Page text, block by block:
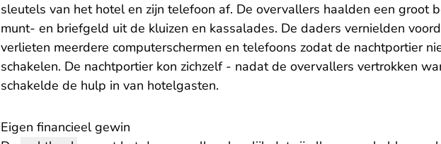
sleutels van het hotel en zijn telefoon af. De overvallers haalden een groot
munt- en briefgeld uit de kluizen en kassalades. De daders vernielden
verlieten meerdere computerschermen en telefoons zodat de nachtportier
schakelen. De nachtportier kon zichzelf - nadat de overvallers vertrokken
schakelde de hulp in van hotelgasten.
Eigen financieel gewin